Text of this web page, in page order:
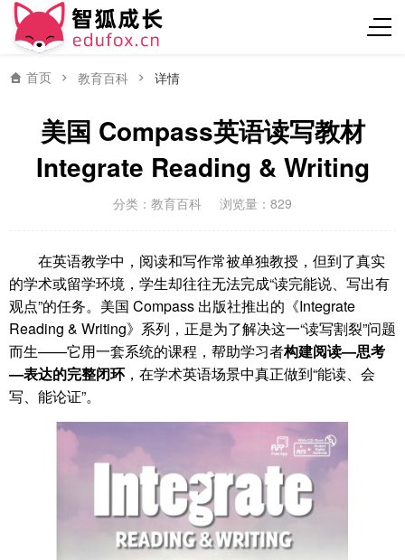
首页 教育百科 详情
美国 Compass英语读写教材
Integrate Reading & Writing
分类： 教育百科 浏览量：829
在英语教学中，阅读和写作常被单独教授，但到了真实
的学术或留学环境，学生却往往无法完成“读完能说、写出有
观点”的任务。美国 Compass 出版社推出的《Integrate
Reading & Writing》系列，正是为了解决这一“读写割裂”问题
而生——它用一套系统的课程，帮助学习者构建阅读—思考
—表达的完整闭环，在学术英语场景中真正做到“能读、会
写、能论证”。